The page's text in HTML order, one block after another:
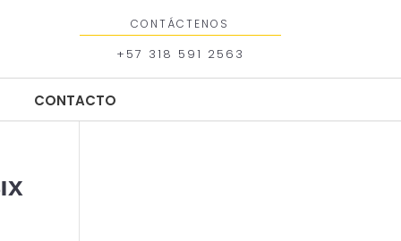
CONTÁCTENOS
+57 318 591 2563
CONTACTO
CONTACTO